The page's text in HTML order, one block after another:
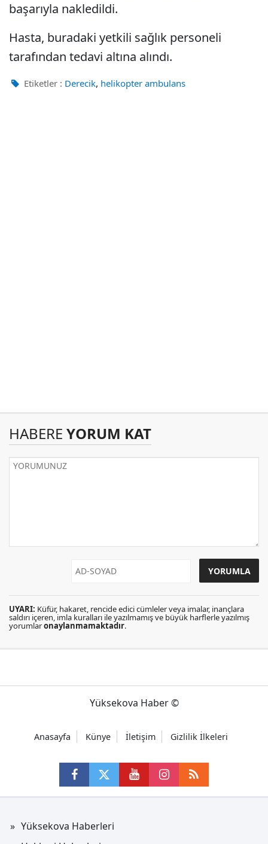
başarıyla nakledildi.
Hasta, buradaki yetkili sağlık personeli
tarafından tedavi altına alındı.
Etiketler : Derecik, helikopter ambulans
HABERE YORUM KAT
UYARI: Küfür, hakaret, rencide edici cümleler veya imalar, inançlara
saldırı içeren, imla kuralları ile yazılmamış ve büyük harflerle yazılmış
yorumlaronaylanmamaktadır.
Yüksekova Haber ©
Anasayfa Künye İletişim Gizlilik İlkeleri
Yüksekova Haberleri